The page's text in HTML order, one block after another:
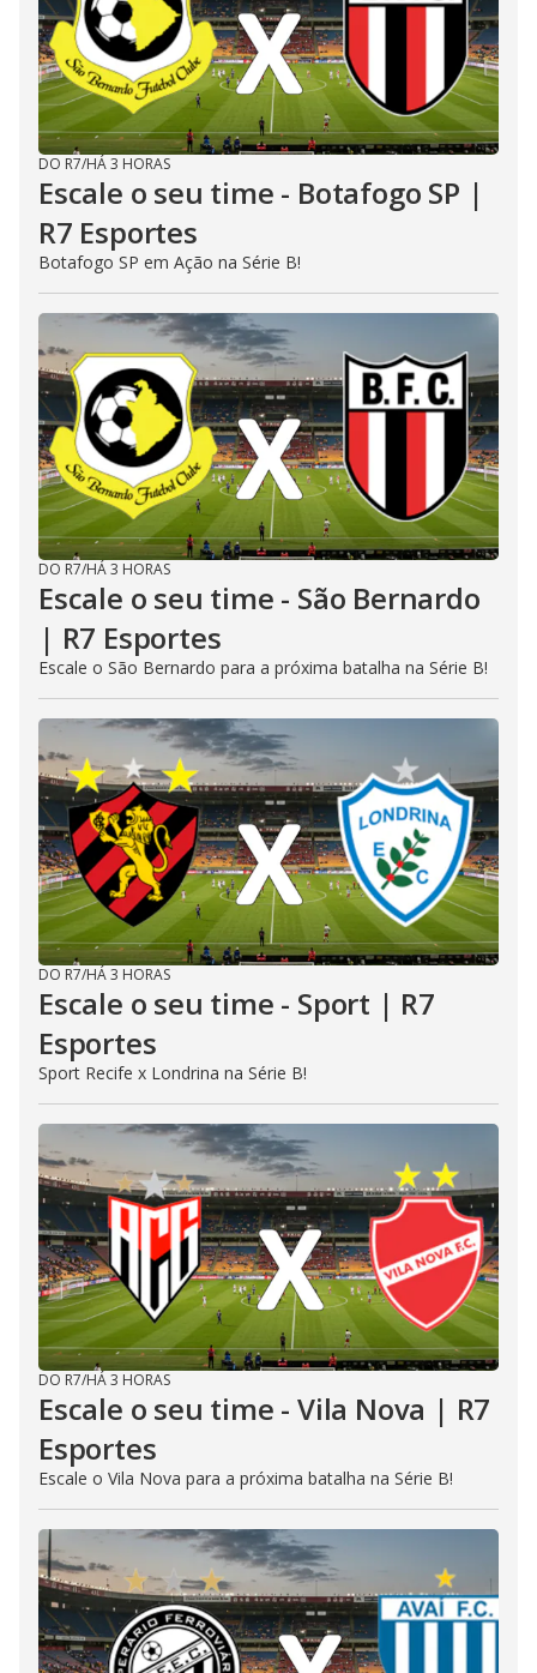
DO R7/HÁ 3 HORAS
Escale o seu time - Botafogo SP |
R7 Esportes
Botafogo SP em Ação na Série B!
DO R7/HÁ 3 HORAS
Escale o seu time - São Bernardo
| R7 Esportes
Escale o São Bernardo para a próxima batalha na Série B!
DO R7/HÁ 3 HORAS
Escale o seu time - Sport | R7
Esportes
Sport Recife x Londrina na Série B!
DO R7/HÁ 3 HORAS
Escale o seu time - Vila Nova | R7
Esportes
Escale o Vila Nova para a próxima batalha na Série B!